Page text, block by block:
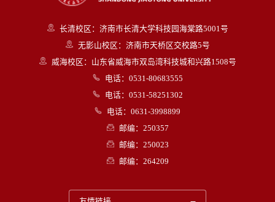
长清校区：济南市长清大学科技园海棠路5001号
无影山校区：济南市天桥区交校路5号
威海校区：山东省威海市双岛湾科技城和兴路1508号
电话：0531-80683555
电话：0531-58251302
电话：0631-3998899
邮编：250357
邮编：250023
邮编：264209